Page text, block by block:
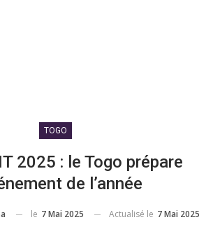
TOGO
2025 : le Togo prépare
de l’année
le 7 Mai 2025 Actualisé le 7 Mai 2025